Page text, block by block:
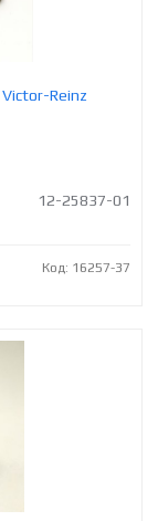
Victor-Reinz
12-25837-01
Код: 16257-37